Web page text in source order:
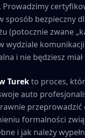
sposób bezpieczny
(potocznie zwane
i nie będziesz
Turekto proces,
auto
przeprowadzić
formalności
i jak należy